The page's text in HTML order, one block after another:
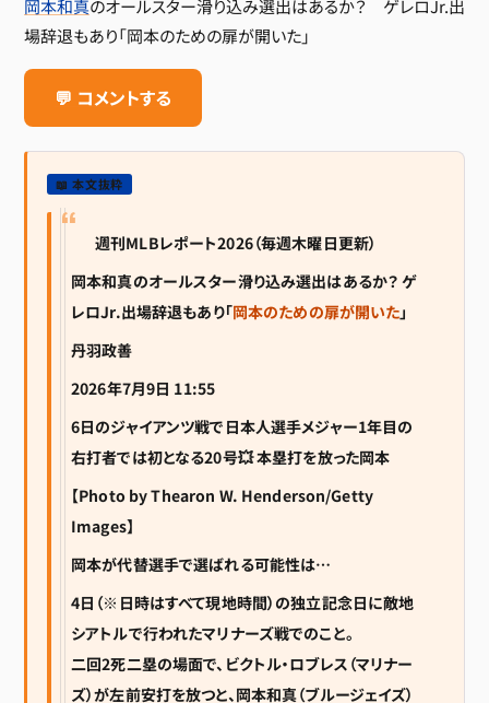
岡本和真のオールスター滑り込み選出はあるか？ ゲレロJr.出
場辞退もあり「岡本のための扉が開いた」
💬 コメントする
📖 本文抜粋
週刊MLBレポート2026（毎週木曜日更新）
岡本和真のオールスター滑り込み選出はあるか？ ゲ
レロJr.出場辞退もあり「岡本のための扉が開いた」
丹羽政善
2026年7月9日 11:55
6日のジャイアンツ戦で日本人選手メジャー1年目の
右打者では初となる20号💥 本塁打を放った岡本
【Photo by Thearon W. Henderson/Getty
Images】
岡本が代替選手で選ばれる可能性は…
4日（※日時はすべて現地時間）の独立記念日に敵地
シアトルで行われたマリナーズ戦でのこと。
二回2死二塁の場面で、ビクトル・ロブレス（マリナー
ズ）が左前安打を放つと、岡本和真（ブルージェイズ）